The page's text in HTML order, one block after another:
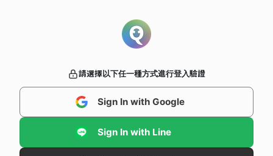
請選擇以下任一種方式進行登入驗證
Sign In with Google
Sign In with Line